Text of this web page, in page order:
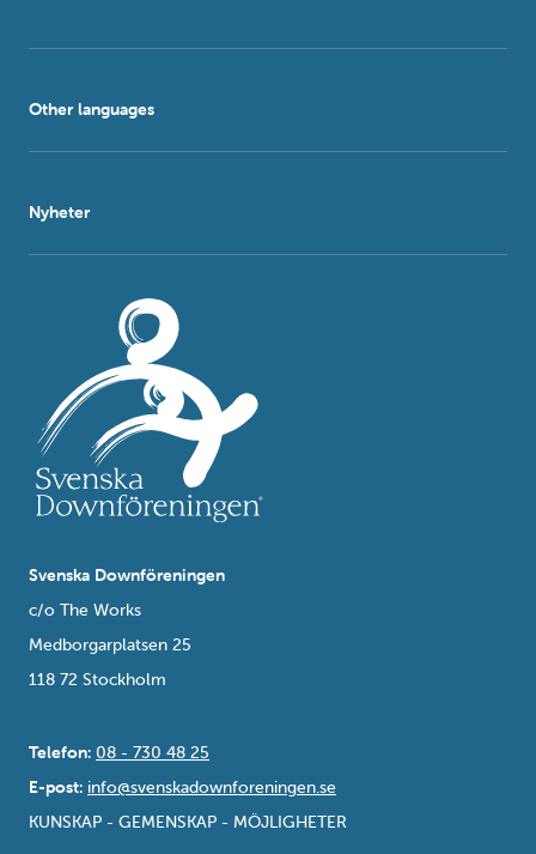
Other languages
Nyheter
Svenska Downföreningen
c/o The Works
Medborgarplatsen 25
118 72 Stockholm
Telefon: 08 - 730 48 25
E-post: info@svenskadownforeningen.se
KUNSKAP - GEMENSKAP - MÖJLIGHETER